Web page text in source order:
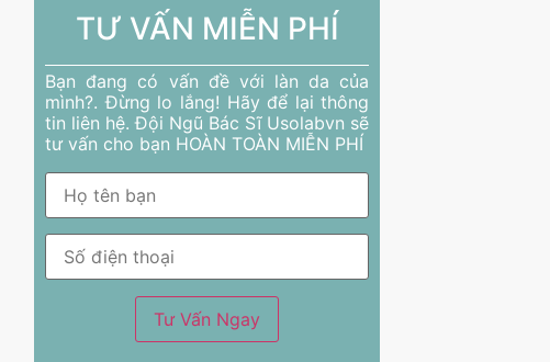
TƯ VẤN MIỄN PHÍ
Bạn đang có vấn đề với làn da của
mình?. Đừng lo lắng! Hãy để lại thông
tin liên hệ. Đội Ngũ Bác Sĩ Usolabvn sẽ
tư vấn cho bạn HOÀN TOÀN MIỄN PHÍ